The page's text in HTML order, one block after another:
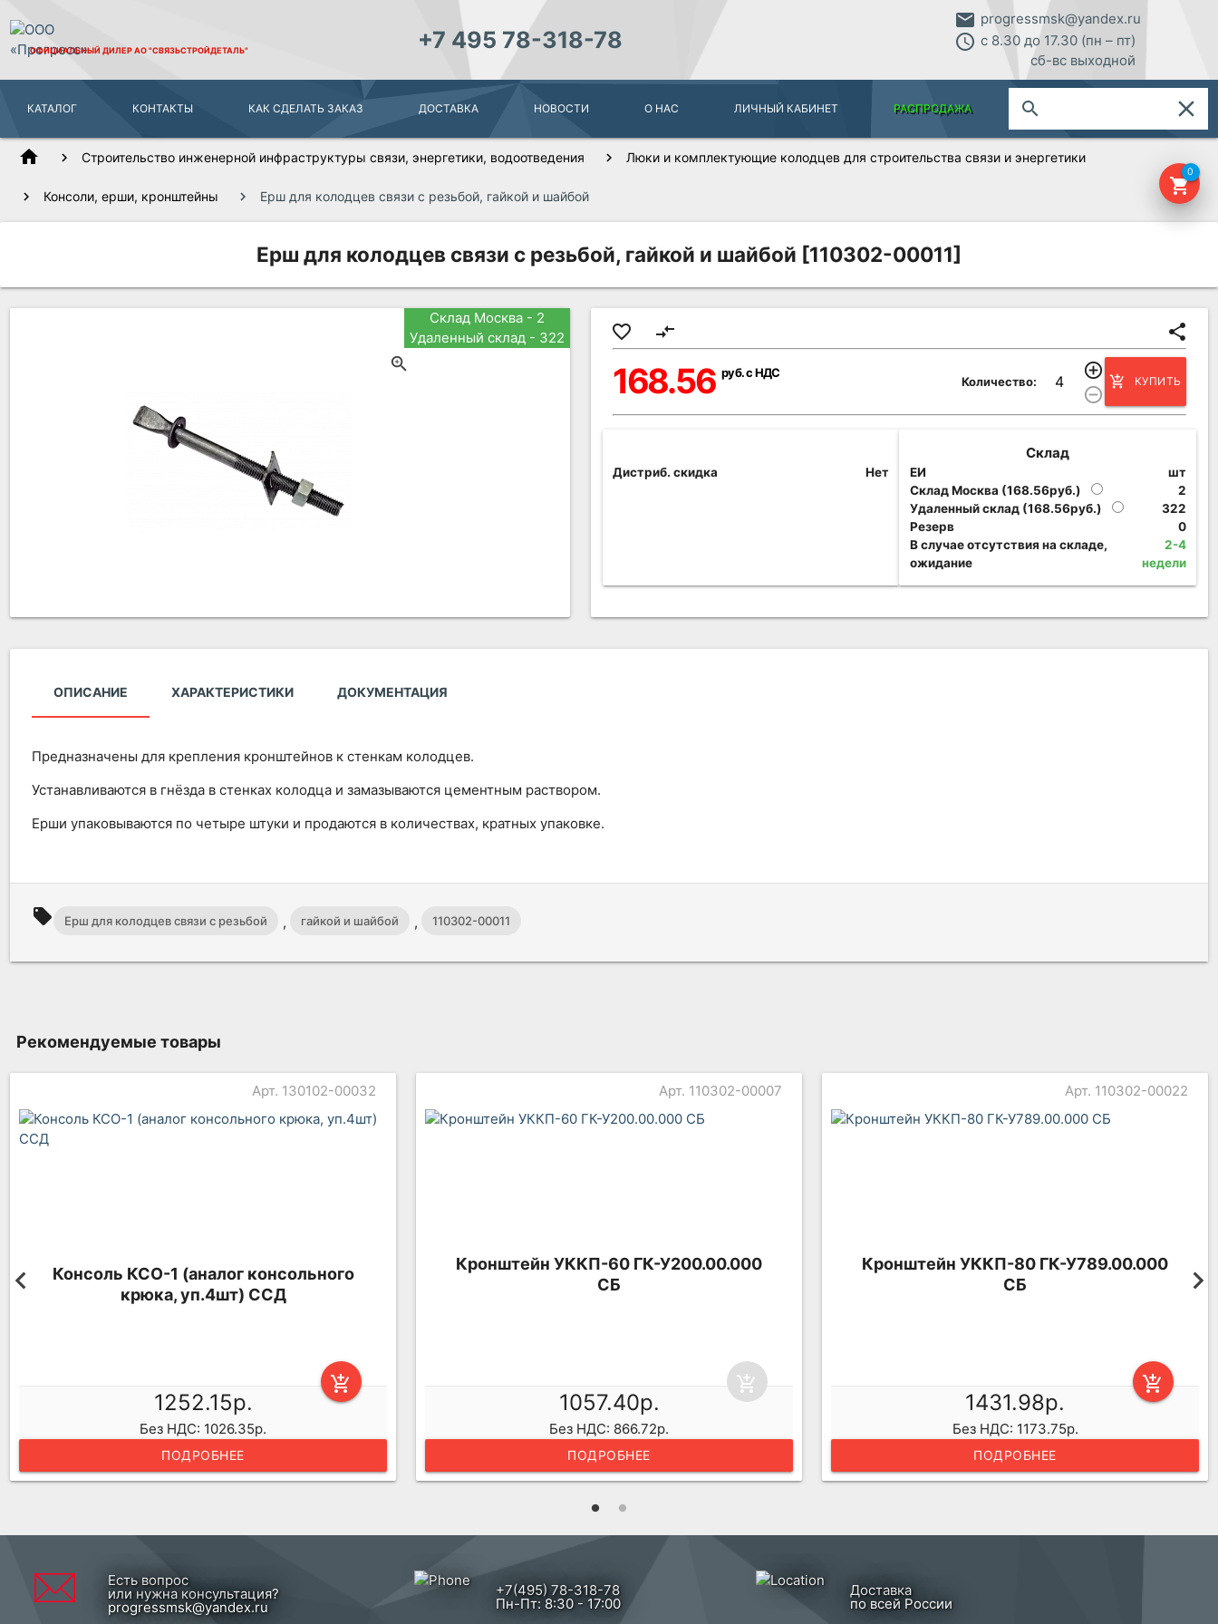
ОФИЦИАЛЬНЫЙ ДИЛЕРАО "СВЯЗЬСТРОЙДЕТАЛЬ" +7 495 78-318-78
email progressmsk@yandex.ru
access_time с 8.30 до 17.30 (пн – пт)
сб-вс выходной
КАТАЛОГ КОНТАКТЫ КАК СДЕЛАТЬ ЗАКАЗ ДОСТАВКА НОВОСТИ О НАС ЛИЧНЫЙ КАБИНЕТ РАСПРОДАЖА search close
shopping_cart
0
home Строительство инженерной инфраструктуры связи, энергетики, водоотведения Люки и комплектующие колодцев для строительства связи и энергетики
Консоли, ерши, кронштейны Ерш для колодцев связи с резьбой, гайкой и шайбой
Ерш для колодцев связи с резьбой, гайкой и шайбой [110302-00011]
Склад Москва - 2
Удаленный склад - 322
favorite_border compare_arrows share
168.56руб. с НДС
Количество:
add_circle_outline
remove_circle_outline
add_shopping_cart КУПИТЬ
Дистриб. скидка Нет
Склад
ЕИ
шт
Склад Москва (168.56руб.)
2
Удаленный склад (168.56руб.)
322
Резерв
0
В случае отсутствия на складе,
ожидание
2-4
недели
ОПИСАНИЕ ХАРАКТЕРИСТИКИ ДОКУМЕНТАЦИЯ
Предназначены для крепления кронштейнов к стенкам колодцев.
Устанавливаются в гнёзда в стенках колодца и замазываются цементным раствором.
Ерши упаковываются по четыре штуки и продаются в количествах, кратных упаковке.
local_offer Ерш для колодцев связи с резьбой , гайкой и шайбой , 110302-00011
Рекомендуемые товары
Арт. 130102-00032
Консоль КСО-1 (аналог консольного
крюка, уп.4шт) ССД
add_shopping_cart
1252.15р.
Без НДС: 1026.35р.
ПОДРОБНЕЕ
Арт. 110302-00007
Кронштейн УККП-60 ГК-У200.00.000
СБ
add_shopping_cart
1057.40р.
Без НДС: 866.72р.
ПОДРОБНЕЕ
Арт. 110302-00022
Кронштейн УККП-80 ГК-У789.00.000
СБ
add_shopping_cart
1431.98р.
Без НДС: 1173.75р.
ПОДРОБНЕЕ
Есть вопрос
или нужна консультация?
progressmsk@yandex.ru
+7(495) 78-318-78
Пн-Пт: 8:30 - 17:00
Доставка
по всей России